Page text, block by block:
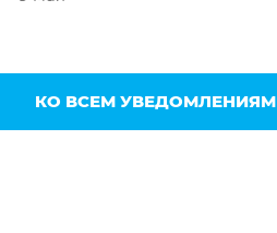
КО ВСЕМ УВЕДОМЛЕНИЯМ